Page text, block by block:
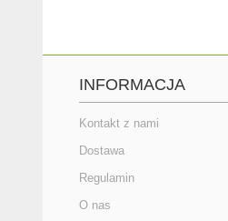
INFORMACJA
Kontakt z nami
Dostawa
Regulamin
O nas